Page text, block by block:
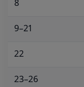
8
9–21
22
23–26